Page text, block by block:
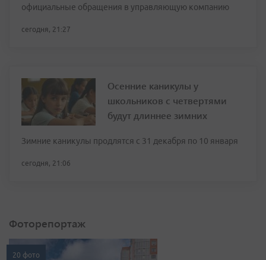
официальные обращения в управляющую компанию
сегодня, 21:27
Осенние каникулы у
школьников с четвертями
будут длиннее зимних
Зимние каникулы продлятся с 31 декабря по 10 января
сегодня, 21:06
Фоторепортаж
20 фото